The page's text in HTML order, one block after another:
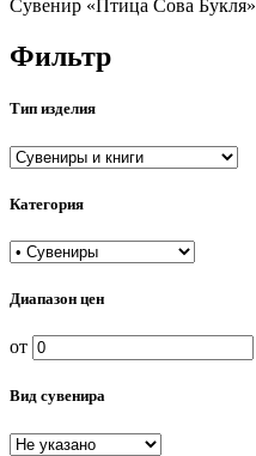
Сувенир «Птица Сова Букля»
Фильтр
Тип изделия
Категория
Диапазон цен
от
Вид сувенира